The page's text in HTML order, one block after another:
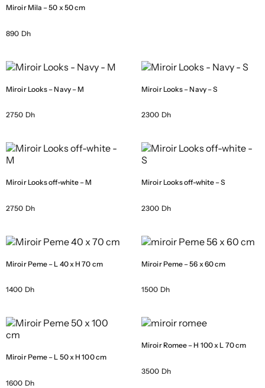
Miroir Mila – 50 x 50 cm
890 Dh
Miroir Looks – Navy – M
2750 Dh
Miroir Looks – Navy – S
2300 Dh
Miroir Looks off-white – M
2750 Dh
Miroir Looks off-white – S
2300 Dh
Miroir Peme – L 40 x H 70 cm
1400 Dh
Miroir Peme – 56 x 60 cm
1500 Dh
Miroir Peme – L 50 x H 100 cm
1600 Dh
Miroir Romee – H 100 x L 70 cm
3500 Dh